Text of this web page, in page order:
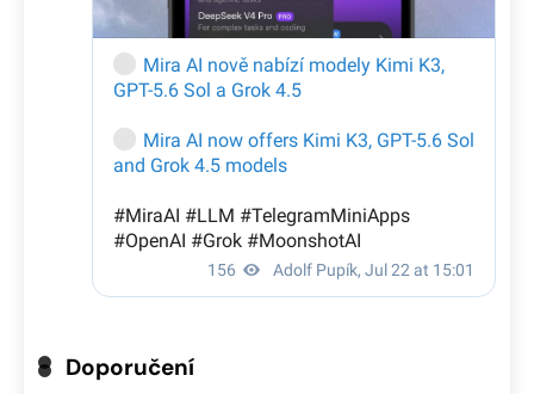
Doporučení